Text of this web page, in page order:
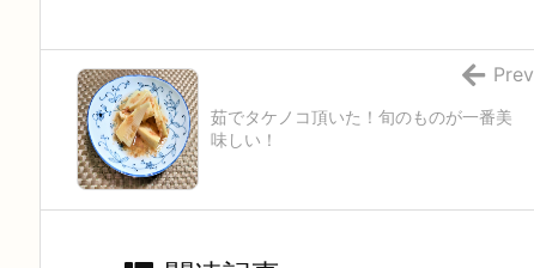
茹でタケノコ頂いた！旬のものが一番美
味しい！
Prev